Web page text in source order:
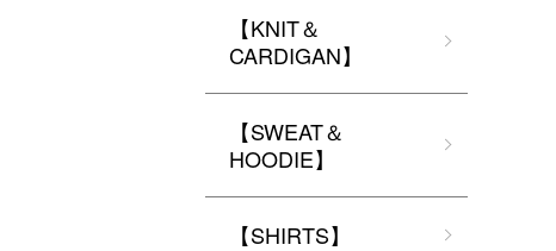
【KNIT＆
CARDIGAN】
【SWEAT＆
HOODIE】
【SHIRTS】